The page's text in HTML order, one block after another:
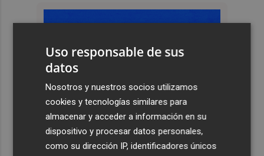
Uso responsable de sus
datos
Nosotros y nuestros socios utilizamos
cookies y tecnologías similares para
almacenar y acceder a información en su
dispositivo y procesar datos personales,
como su dirección IP, identificadores únicos